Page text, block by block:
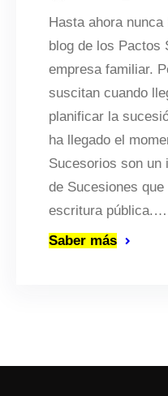
Hasta ahora
blog de los Pactos
empresa familiar.
suscitan cuando
planificar la
ha llegado el
Sucesorios son un
de Sucesiones
escritura pública.…
Saber más